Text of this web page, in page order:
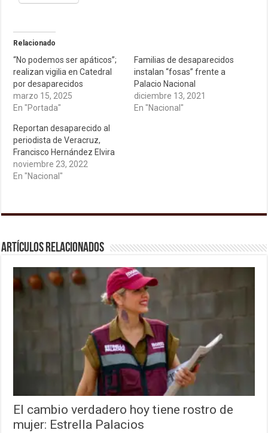
Relacionado
“No podemos ser apáticos”;
realizan vigilia en Catedral
por desaparecidos
marzo 15, 2025
En "Portada"
Familias de desaparecidos
instalan “fosas” frente a
Palacio Nacional
diciembre 13, 2021
En "Nacional"
Reportan desaparecido al
periodista de Veracruz,
Francisco Hernández Elvira
noviembre 23, 2022
En "Nacional"
Artículos relacionados
El cambio verdadero hoy tiene rostro de
mujer: Estrella Palacios